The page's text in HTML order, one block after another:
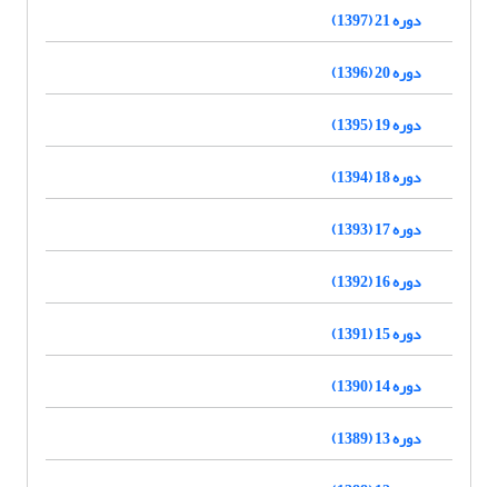
دوره 21 (1397)
دوره 20 (1396)
دوره 19 (1395)
دوره 18 (1394)
دوره 17 (1393)
دوره 16 (1392)
دوره 15 (1391)
دوره 14 (1390)
دوره 13 (1389)